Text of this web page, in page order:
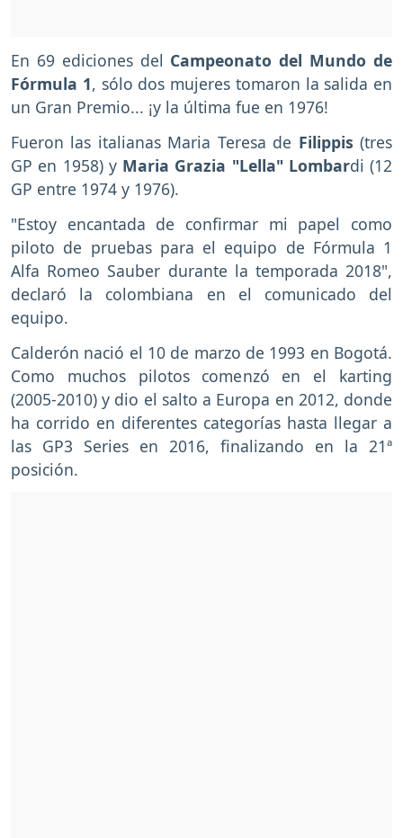
En 69 ediciones del Campeonato del Mundo de
Fórmula 1, sólo dos mujeres tomaron la salida en
un Gran Premio... ¡y la última fue en 1976!
Fueron las italianas Maria Teresa de Filippis(tres
GP en 1958) yMaria Grazia "Lella" Lombardi (12
GP entre 1974 y 1976).
"Estoy encantada de confirmar mi papel como
piloto de pruebas para el equipo de Fórmula 1
Alfa Romeo Sauber durante la temporada 2018",
declaró la colombiana en el comunicado del
equipo.
Calderón nació el 10 de marzo de 1993 en Bogotá.
Como muchos pilotos comenzó en el karting
(2005-2010) y dio el salto a Europa en 2012, donde
ha corrido en diferentes categorías hasta llegar a
las GP3 Series en 2016, finalizando en la 21ª
posición.